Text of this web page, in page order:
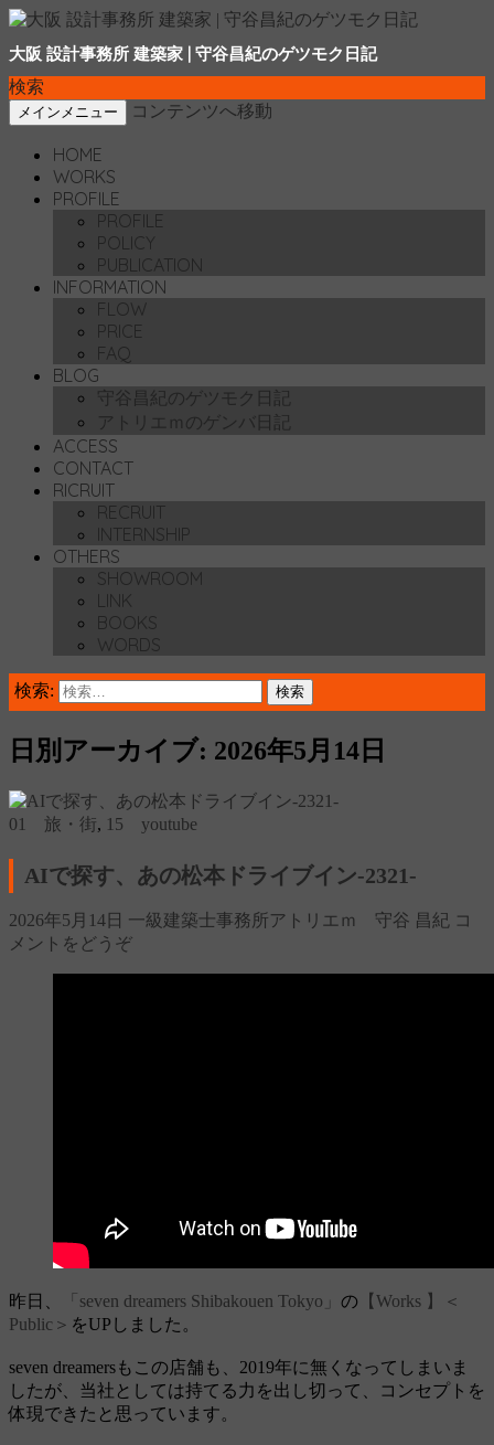
大阪 設計事務所 建築家 | 守谷昌紀のゲツモク日記
検索
メインメニュー コンテンツへ移動
HOME
WORKS
PROFILE
PROFILE
POLICY
PUBLICATION
INFORMATION
FLOW
PRICE
FAQ
BLOG
守谷昌紀のゲツモク日記
アトリエｍのゲンバ日記
ACCESS
CONTACT
RICRUIT
RECRUIT
INTERNSHIP
OTHERS
SHOWROOM
LINK
BOOKS
WORDS
検索:
日別アーカイブ: 2026年5月14日
01 旅・街, 15 youtube
AIで探す、あの松本ドライブイン‐2321‐
2026年5月14日 一級建築士事務所アトリエｍ 守谷 昌紀 コ
メントをどうぞ
昨日、 「seven dreamers Shibakouen Tokyo」 の 【Works 】＜
Public＞ をUPしました。
seven dreamersもこの店舗も、2019年に無くなってしまいま
したが、当社としては持てる力を出し切って、コンセプトを
体現できたと思っています。